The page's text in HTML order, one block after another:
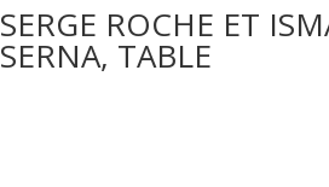
SERGE ROCHE ET
SERNA, TABLE